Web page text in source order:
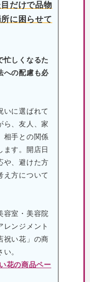
だけで品物
に困らせて
忙しくなるた
への配慮も必
いに選ばれて
ら、友人、家
相手との関係
ます。開店日
や、避けた方
え方について
容室・美容院
レンジメント
祝い花」の商
。
花の商品ペー